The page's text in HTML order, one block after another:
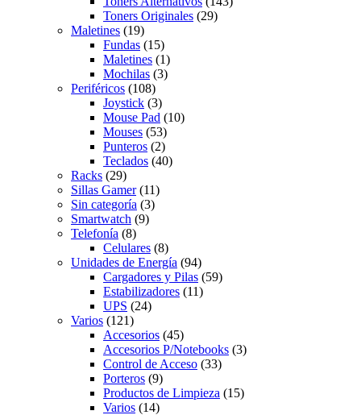
Toners Originales (29)
Maletines (19)
Fundas (15)
Maletines (1)
Mochilas (3)
Periféricos (108)
Joystick (3)
Mouse Pad (10)
Mouses (53)
Punteros (2)
Teclados (40)
Racks (29)
Sillas Gamer (11)
Sin categoría (3)
Smartwatch (9)
Telefonía (8)
Celulares (8)
Unidades de Energía (94)
Cargadores y Pilas (59)
Estabilizadores (11)
UPS (24)
Varios (121)
Accesorios (45)
Accesorios P/Notebooks (3)
Control de Acceso (33)
Porteros (9)
Productos de Limpieza (15)
Varios (14)